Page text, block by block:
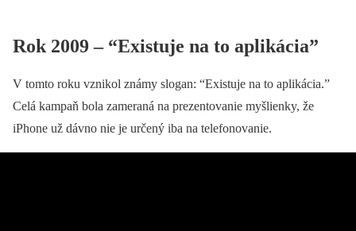
Rok 2009 – “Existuje na to aplikácia”
V tomto roku vznikol známy slogan: “Existuje na to aplikácia.”
Celá kampaň bola zameraná na prezentovanie myšlienky, že
iPhone už dávno nie je určený iba na telefonovanie.